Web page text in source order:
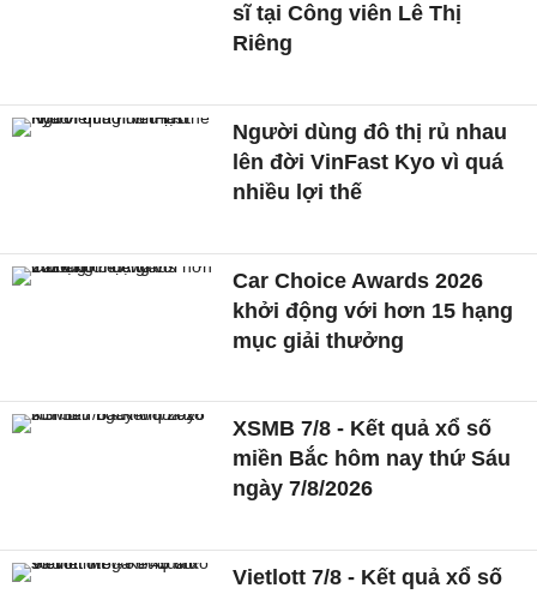
sĩ tại Công viên Lê Thị
Riêng
Người dùng đô thị rủ nhau
lên đời VinFast Kyo vì quá
nhiều lợi thế
Car Choice Awards 2026
khởi động với hơn 15 hạng
mục giải thưởng
XSMB 7/8 - Kết quả xổ số
miền Bắc hôm nay thứ Sáu
ngày 7/8/2026
Vietlott 7/8 - Kết quả xổ số